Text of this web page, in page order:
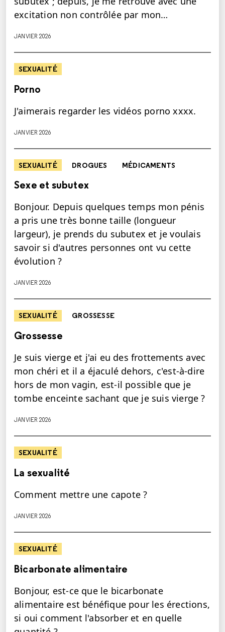
excitation non contrôlée par mon…
JANVIER 2026
SEXUALITÉ
Porno
J'aimerais regarder les vidéos porno xxxx.
JANVIER 2026
SEXUALITÉ DROGUES MÉDICAMENTS
Sexe et subutex
Bonjour. Depuis quelques temps mon pénis
a pris une très bonne taille (longueur
largeur), je prends du subutex et je voulais
savoir si d'autres personnes ont vu cette
évolution ?
JANVIER 2026
SEXUALITÉ GROSSESSE
Grossesse
Je suis vierge et j'ai eu des frottements avec
mon chéri et il a éjaculé dehors, c'est-à-dire
hors de mon vagin, est-il possible que je
tombe enceinte sachant que je suis vierge ?
JANVIER 2026
SEXUALITÉ
La sexualité
Comment mettre une capote ?
JANVIER 2026
SEXUALITÉ
Bicarbonate alimentaire
Bonjour, est-ce que le bicarbonate
alimentaire est bénéfique pour les érections,
si oui comment l'absorber et en quelle